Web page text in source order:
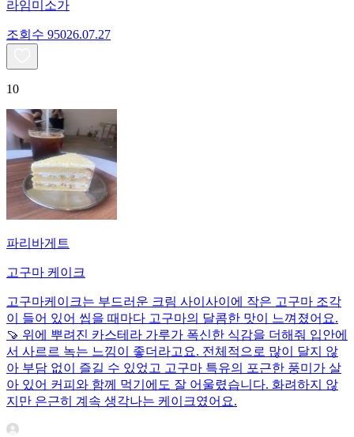
라임미소가
조회수 95026.07.27
10
파리바게트
고구마 케이크
고구마케이크는 부드러운 크림 사이사이에 작은 고구마 조각
이 들어 있어 씹을 때마다 고구마의 달콤한 맛이 느껴졌어요.
🍠 위에 뿌려진 카스테라 가루가 폭신한 식감을 더해줘 입안에
서 사르르 녹는 느낌이 좋더라고요. 전체적으로 많이 달지 않
아 부담 없이 즐길 수 있었고 고구마 특유의 포근한 풍미가 살
아 있어 커피와 함께 먹기에도 잘 어울렸습니다. 화려하지 않
지만 은근히 계속 생각나는 케이크였어요.